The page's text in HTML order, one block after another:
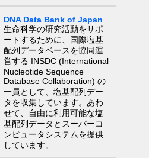
DNA Data Bank of Japan
生命科学の研究活動をサポ
ートするために、国際塩基
配列データベースを協同運
営する INSDC (International
Nucleotide Sequence
Database Collaboration) の
一員として、塩基配列デー
タを収集しています。あわ
せて、自由に利用可能な塩
基配列データとスーパーコ
ンピュータシステムを提供
しています。